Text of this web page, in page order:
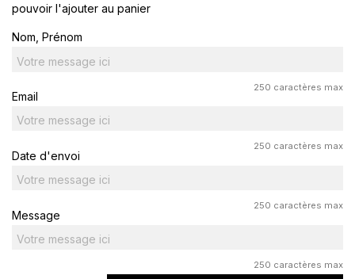
pouvoir l'ajouter au panier
Nom, Prénom
250 caractères max
Email
250 caractères max
Date d'envoi
250 caractères max
Message
250 caractères max